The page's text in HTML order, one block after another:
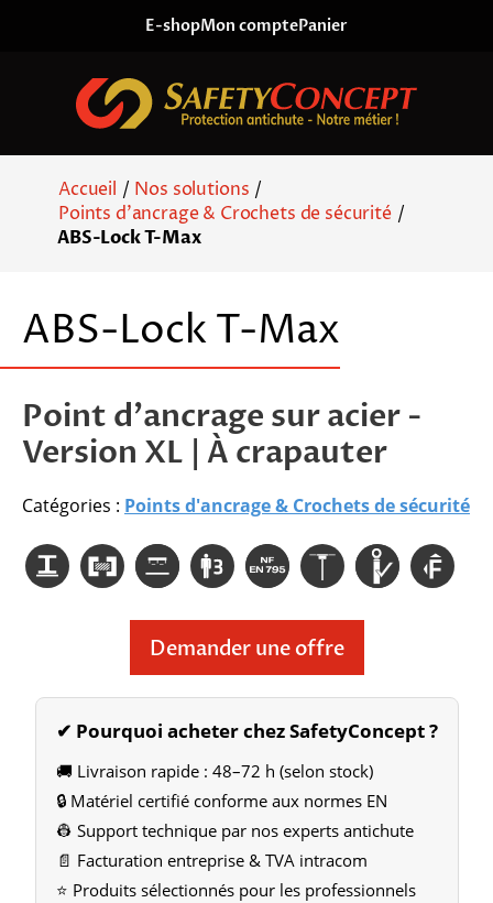
E-shopMon comptePanier
Accueil / Nos solutions /
Points d'ancrage & Crochets de sécurité /
ABS-Lock T-Max
ABS-Lock T-Max
Point d’ancrage sur acier -
Version XL | À crapauter
Catégories : Points d'ancrage & Crochets de sécurité
Demander une offre
✔ Pourquoi acheter chez SafetyConcept ?
🚚 Livraison rapide : 48–72 h (selon stock)
🔒 Matériel certifié conforme aux normes EN
👷 Support technique par nos experts antichute
📄 Facturation entreprise & TVA intracom
⭐ Produits sélectionnés pour les professionnels